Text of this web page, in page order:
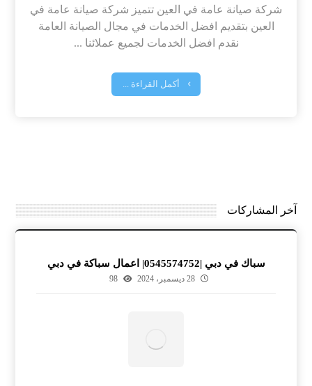
شركة صيانة عامة في العين تتميز شركة صيانة عامة في
العين بتقديم افضل الخدمات في مجال الصيانة العامة
نقدم افضل الخدمات لجميع عملائنا ...
أكمل القراءة ...
آخر المشاركات
سباك في دبي |0545574752| اعمال سباكة في دبي
28 ديسمبر، 2024 98